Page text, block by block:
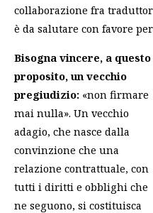
collaborazione fra
è da salutare con favore
Bisogna vincere, a questo
proposito, un vecchio
pregiudizio: «non firmare
mai nulla». Un vecchio
adagio, che nasce dalla
convinzione che una
relazione contrattuale, con
tutti i diritti e obblighi che
ne seguono, si costituisca